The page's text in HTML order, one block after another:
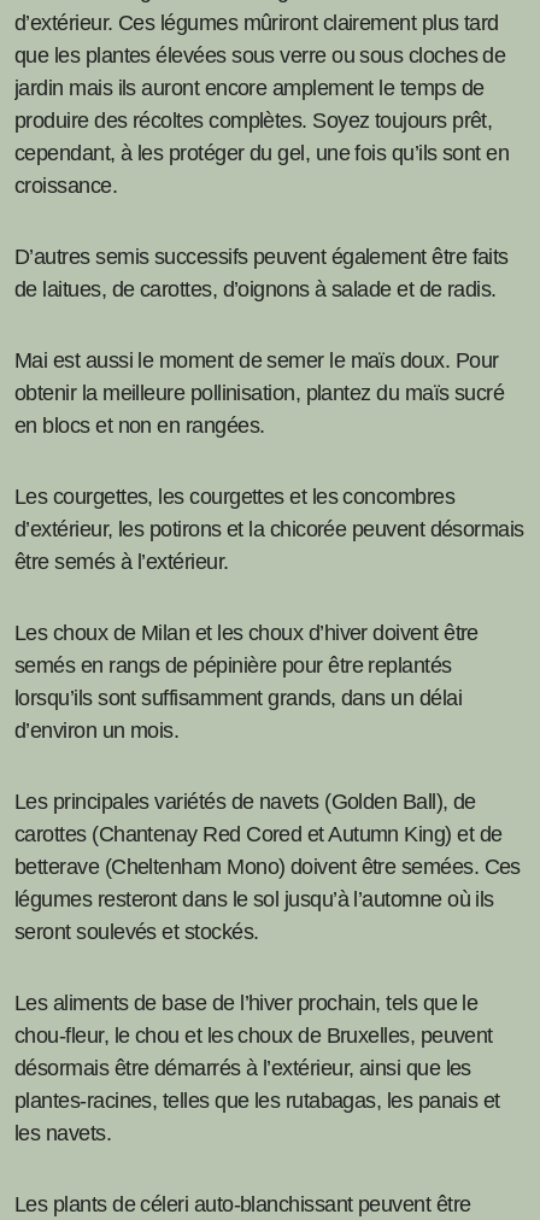
d’extérieur. Ces légumes mûriront clairement plus tard
que les plantes élevées sous verre ou sous cloches de
jardin mais ils auront encore amplement le temps de
produire des récoltes complètes. Soyez toujours prêt,
cependant, à les protéger du gel, une fois qu’ils sont en
croissance.
D’autres semis successifs peuvent également être faits
de laitues, de carottes, d’oignons à salade et de radis.
Mai est aussi le moment de semer le maïs doux. Pour
obtenir la meilleure pollinisation, plantez du maïs sucré
en blocs et non en rangées.
Les courgettes, les courgettes et les concombres
d’extérieur, les potirons et la chicorée peuvent désormais
être semés à l’extérieur.
Les choux de Milan et les choux d’hiver doivent être
semés en rangs de pépinière pour être replantés
lorsqu’ils sont suffisamment grands, dans un délai
d’environ un mois.
Les principales variétés de navets (Golden Ball), de
carottes (Chantenay Red Cored et Autumn King) et de
betterave (Cheltenham Mono) doivent être semées. Ces
légumes resteront dans le sol jusqu’à l’automne où ils
seront soulevés et stockés.
Les aliments de base de l’hiver prochain, tels que le
chou-fleur, le chou et les choux de Bruxelles, peuvent
désormais être démarrés à l’extérieur, ainsi que les
plantes-racines, telles que les rutabagas, les panais et
les navets.
Les plants de céleri auto-blanchissant peuvent être